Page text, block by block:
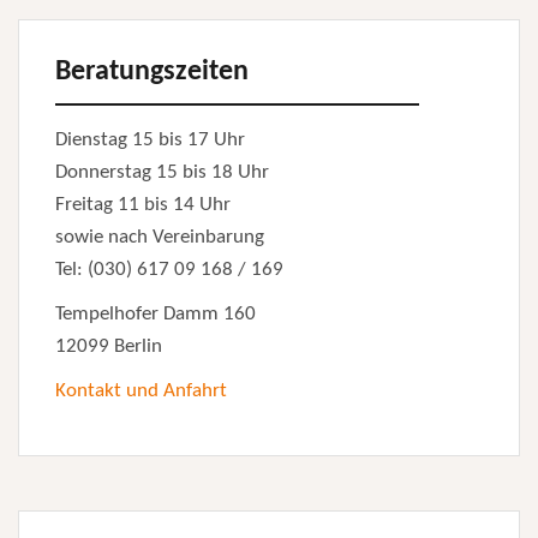
Beratungszeiten
Dienstag 15 bis 17 Uhr
Donnerstag 15 bis 18 Uhr
Freitag 11 bis 14 Uhr
sowie nach Vereinbarung
Tel: (030) 617 09 168 / 169
Tempelhofer Damm 160
12099 Berlin
Kontakt und Anfahrt